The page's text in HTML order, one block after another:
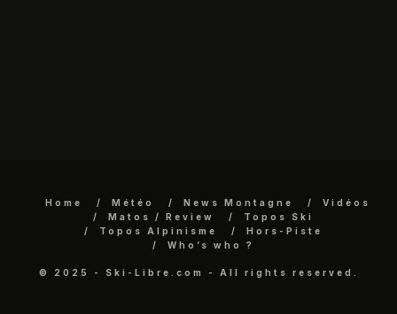
Home Météo News Montagne
Vidéos
Matos / Review
Topos Ski
Topos Alpinisme
Hors-Piste
Who’s who ?
© 2025 - Ski-Libre.com - All rights reserved.